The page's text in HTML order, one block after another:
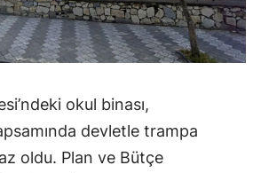
okul binası,
devletle trampa
oldu. Plan ve Bütçe